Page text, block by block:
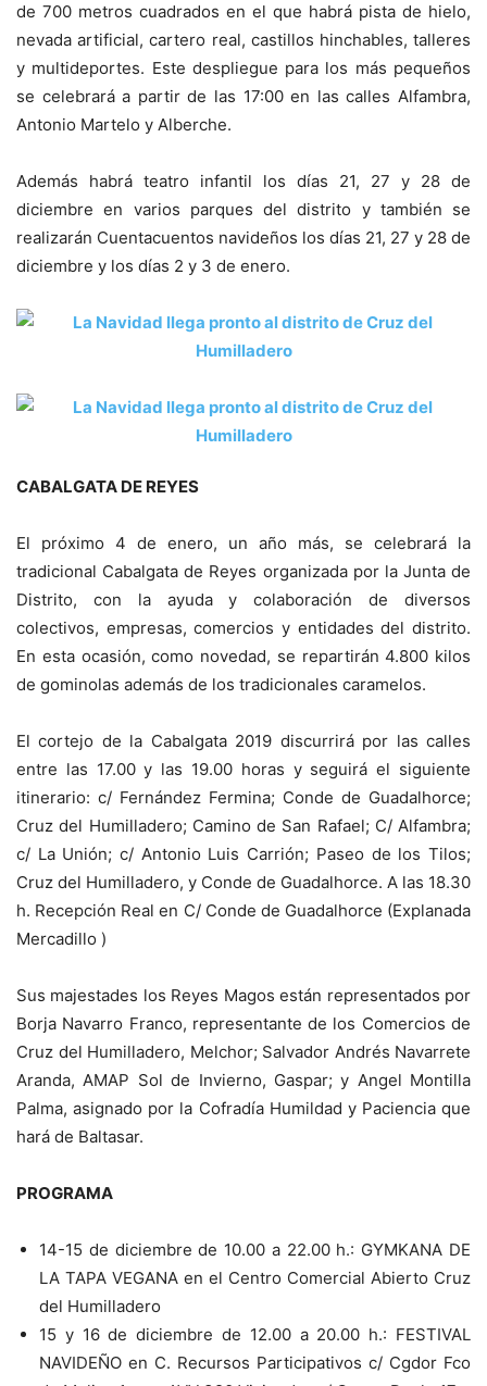
de 700 metros cuadrados en el que habrá pista de hielo,
nevada artificial, cartero real, castillos hinchables, talleres
y multideportes. Este despliegue para los más pequeños
se celebrará a partir de las 17:00 en las calles Alfambra,
Antonio Martelo y Alberche.
Además habrá teatro infantil los días 21, 27 y 28 de
diciembre en varios parques del distrito y también se
realizarán Cuentacuentos navideños los días 21, 27 y 28 de
diciembre y los días 2 y 3 de enero.
CABALGATA DE REYES
El próximo 4 de enero, un año más, se celebrará la
tradicional Cabalgata de Reyes organizada por la Junta de
Distrito, con la ayuda y colaboración de diversos
colectivos, empresas, comercios y entidades del distrito.
En esta ocasión, como novedad, se repartirán 4.800 kilos
de gominolas además de los tradicionales caramelos.
El cortejo de la Cabalgata 2019 discurrirá por las calles
entre las 17.00 y las 19.00 horas y seguirá el siguiente
itinerario: c/ Fernández Fermina; Conde de Guadalhorce;
Cruz del Humilladero; Camino de San Rafael; C/ Alfambra;
c/ La Unión; c/ Antonio Luis Carrión; Paseo de los Tilos;
Cruz del Humilladero, y Conde de Guadalhorce. A las 18.30
h. Recepción Real en C/ Conde de Guadalhorce (Explanada
Mercadillo )
Sus majestades los Reyes Magos están representados por
Borja Navarro Franco, representante de los Comercios de
Cruz del Humilladero, Melchor; Salvador Andrés Navarrete
Aranda, AMAP Sol de Invierno, Gaspar; y Angel Montilla
Palma, asignado por la Cofradía Humildad y Paciencia que
hará de Baltasar.
PROGRAMA
14-15 de diciembre de 10.00 a 22.00 h.: GYMKANA DE
LA TAPA VEGANA en el Centro Comercial Abierto Cruz
del Humilladero
15 y 16 de diciembre de 12.00 a 20.00 h.: FESTIVAL
NAVIDEÑO en C. Recursos Participativos c/ Cgdor Fco